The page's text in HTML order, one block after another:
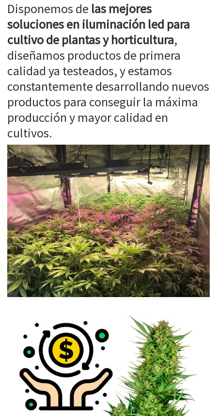
Disponemos de las mejores
soluciones en iluminación led para
cultivo de plantas y horticultura,
diseñamos productos de primera
calidad ya testeados, y estamos
constantemente desarrollando nuevos
productos para conseguir la máxima
producción y mayor calidad en
cultivos.